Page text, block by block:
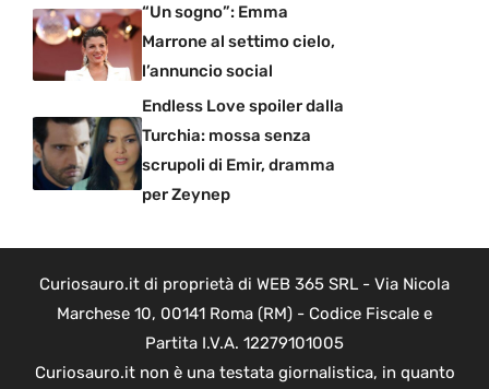
“Un sogno”: Emma
Marrone al settimo cielo,
l’annuncio social
Endless Love spoiler dalla
Turchia: mossa senza
scrupoli di Emir, dramma
per Zeynep
Curiosauro.it di proprietà di WEB 365 SRL - Via Nicola
Marchese 10, 00141 Roma (RM) - Codice Fiscale e
Partita I.V.A. 12279101005
Curiosauro.it non è una testata giornalistica, in quanto